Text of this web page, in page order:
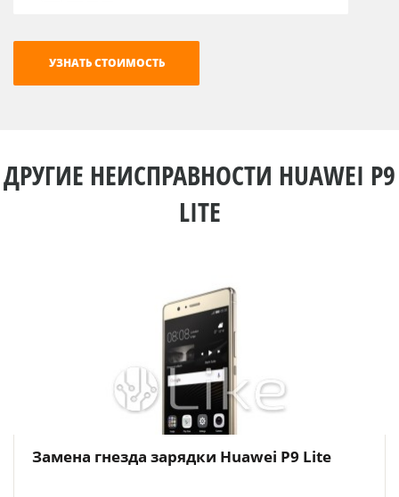
ДРУГИЕ НЕИСПРАВНОСТИ HUAWEI P9
LITE
Замена гнезда зарядки Huawei P9 Lite